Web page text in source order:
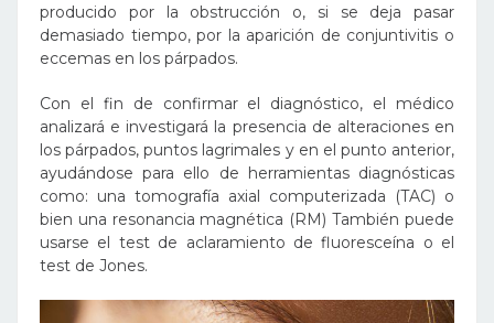
producido por la obstrucción o, si se deja pasar
demasiado tiempo, por la aparición de conjuntivitis o
eccemas en los párpados.
Con el fin de confirmar el diagnóstico, el médico
analizará e investigará la presencia de alteraciones en
los párpados, puntos lagrimales y en el punto anterior,
ayudándose para ello de herramientas diagnósticas
como: una tomografía axial computerizada (TAC) o
bien una resonancia magnética (RM) También puede
usarse el test de aclaramiento de fluoresceína o el
test de Jones.